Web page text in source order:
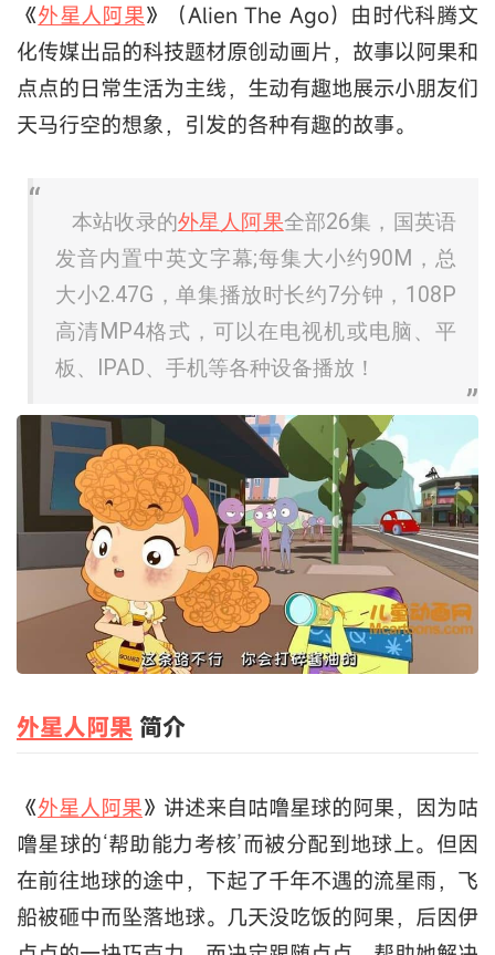
《外星人阿果》（Alien The Ago）由时代科腾文
化传媒出品的科技题材原创动画片，故事以阿果和
点点的日常生活为主线，生动有趣地展示小朋友们
天马行空的想象，引发的各种有趣的故事。
本站收录的外星人阿果全部26集，国英语
发音内置中英文字幕;每集大小约90M，总
大小2.47G，单集播放时长约7分钟，108P
高清MP4格式，可以在电视机或电脑、平
板、IPAD、手机等各种设备播放！
外星人阿果 简介
《外星人阿果》讲述来自咕噜星球的阿果，因为咕
噜星球的‘帮助能力考核’而被分配到地球上。但因
在前往地球的途中，下起了千年不遇的流星雨，飞
船被砸中而坠落地球。几天没吃饭的阿果，后因伊